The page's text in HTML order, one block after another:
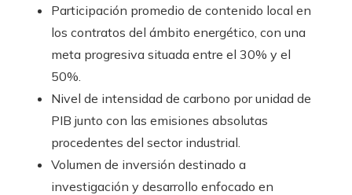
Participación promedio de contenido local en
los contratos del ámbito energético, con una
meta progresiva situada entre el 30% y el
50%.
Nivel de intensidad de carbono por unidad de
PIB junto con las emisiones absolutas
procedentes del sector industrial.
Volumen de inversión destinado a
investigación y desarrollo enfocado en